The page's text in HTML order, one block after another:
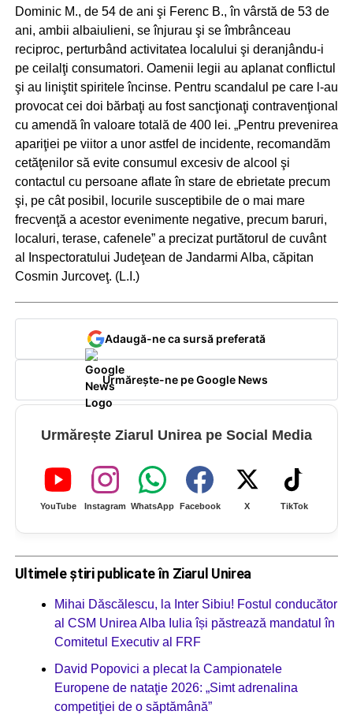
Dominic M., de 54 de ani şi Ferenc B., în vârstă de 53 de
ani, ambii albaiulieni, se înjurau şi se îmbrânceau
reciproc, perturbând activitatea localului şi deranjându-i
pe ceilalţi consumatori. Oamenii legii au aplanat conflictul
şi au liniştit spiritele încinse. Pentru scandalul pe care l-au
provocat cei doi bărbaţi au fost sancţionaţi contravenţional
cu amendă în valoare totală de 400 lei. „Pentru prevenirea
apariţiei pe viitor a unor astfel de incidente, recomandăm
cetăţenilor să evite consumul excesiv de alcool şi
contactul cu persoane aflate în stare de ebrietate precum
şi, pe cât posibil, locurile susceptibile de o mai mare
frecvenţă a acestor evenimente negative, precum baruri,
localuri, terase, cafenele” a precizat purtătorul de cuvânt
al Inspectoratului Judeţean de Jandarmi Alba, căpitan
Cosmin Jurcoveţ. (L.I.)
Adaugă-ne ca sursă preferată
Urmărește-ne pe Google News
Urmărește Ziarul Unirea pe Social Media
YouTube Instagram WhatsApp Facebook X TikTok
Ultimele știri publicate în Ziarul Unirea
Mihai Dăscălescu, la Inter Sibiu! Fostul conducător
al CSM Unirea Alba Iulia își păstrează mandatul în
Comitetul Executiv al FRF
David Popovici a plecat la Campionatele
Europene de nataţie 2026: „Simt adrenalina
competiţiei de o săptămână”